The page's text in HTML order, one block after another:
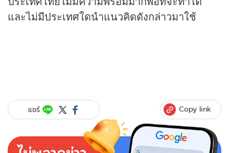
และไม่มีประเทศใดนำแนวคิดดังกล่าวมาใช้
แชร์ Copy link